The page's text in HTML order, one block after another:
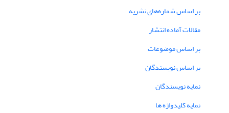
بر اساس شماره‌های نشریه
مقالات آماده انتشار
بر اساس موضوعات
بر اساس نویسندگان
نمایه نویسندگان
نمایه کلیدواژه ها